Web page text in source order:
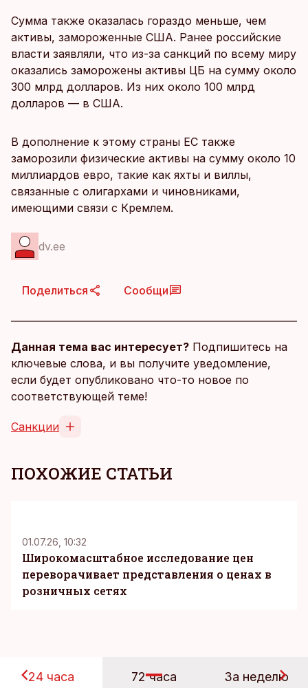
Сумма также оказалась гораздо меньше, чем
активы, замороженные США. Ранее российские
власти заявляли, что из-за санкций по всему миру
оказались заморожены активы ЦБ на сумму около
300 млрд долларов. Из них около 100 млрд
долларов — в США.
В дополнение к этому страны ЕС также
заморозили физические активы на сумму около 10
миллиардов евро, такие как яхты и виллы,
связанные с олигархами и чиновниками,
имеющими связи с Кремлем.
dv.ee
Поделиться Сообщи
Данная тема вас интересует? Подпишитесь на
ключевые слова, и вы получите уведомление,
если будет опубликовано что-то новое по
соответствующей теме!
Санкции
ПОХОЖИЕ СТАТЬИ
01.07.26, 10:32
Широкомасштабное исследование цен
переворачивает представления о ценах в
розничных сетях
24 часа 72 часа За неделю